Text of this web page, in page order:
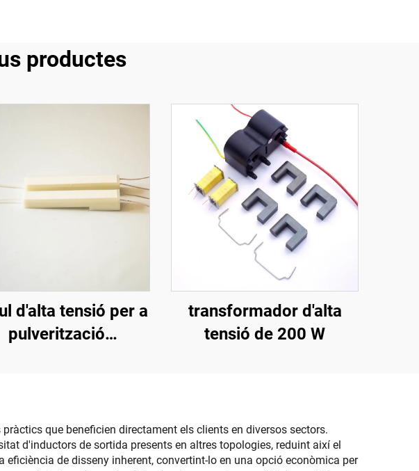
productes
d'alta tensió per a
pulverització
transformador d'alta
tensió de 200 W
que beneficien directament els clients en diversos sectors.
d'inductors de sortida presents en altres topologies, reduint així el
de disseny inherent, convertint-lo en una opció econòmica per